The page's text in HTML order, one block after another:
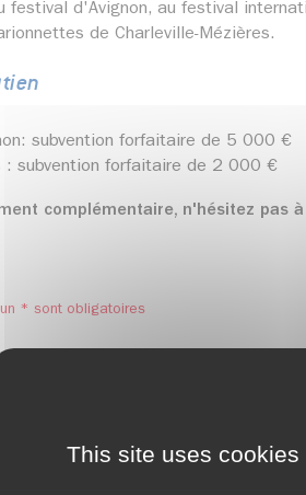
This site uses
festival d'Avignon, au festival
de Charleville-Mézières.
subvention forfaitaire de 5 000 €
: subvention forfaitaire de 2 000 €
complémentaire, n'hésitez pas
* sont obligatoires